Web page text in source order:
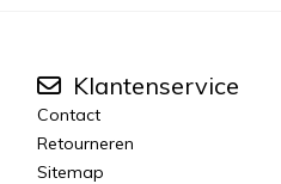
Klantenservice
Contact
Retourneren
Sitemap